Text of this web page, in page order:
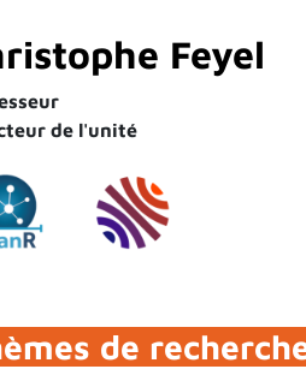
Feyel
de l'unité
de